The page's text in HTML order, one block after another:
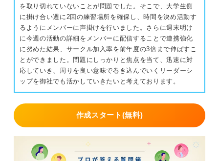
を取り切れていないことが問題でした。そこで、大学生側
に掛け合い週に2回の練習場所を確保し、時間を決め活動す
るようにメンバーに声掛けを行いました。さらに週末明け
に今週の活動の詳細をメンバーに配信することで連携強化
に努めた結果、サークル加入率を前年度の3倍まで伸ばすこ
とができました。問題にしっかりと焦点を当て、迅速に対
応していき、周りを良い意味で巻き込んでいくリーダーシ
ップを御社でも活かしていきたいと考えております。
作成スタート(無料)